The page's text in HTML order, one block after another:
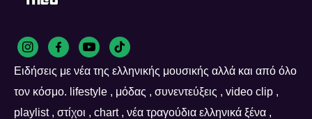
Ειδήσεις με νέα της ελληνικής μουσικής αλλά και από όλο
τον κόσμο. lifestyle , μόδας , συνεντεύξεις , video clip ,
playlist , στίχοι , chart , νέα τραγούδια ελληνικά ξένα ,